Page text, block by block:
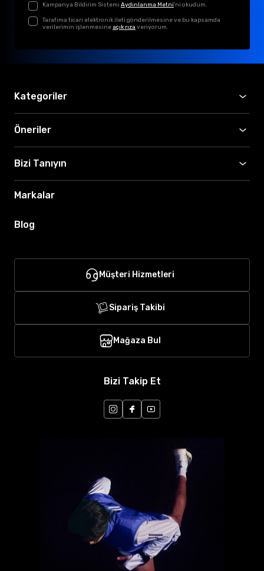
Kampanya Bildirim Sistemi Aydınlanma Metni'ni okudum.
Tarafıma ticari elektronik ileti gönderilmesine ve bu kapsamda
verilerimin işlenmesineaçık rıza veriyorum.
Kategoriler
Öneriler
Bizi Tanıyın
Markalar
Blog
Müşteri Hizmetleri
Sipariş Takibi
Mağaza Bul
Bizi Takip Et